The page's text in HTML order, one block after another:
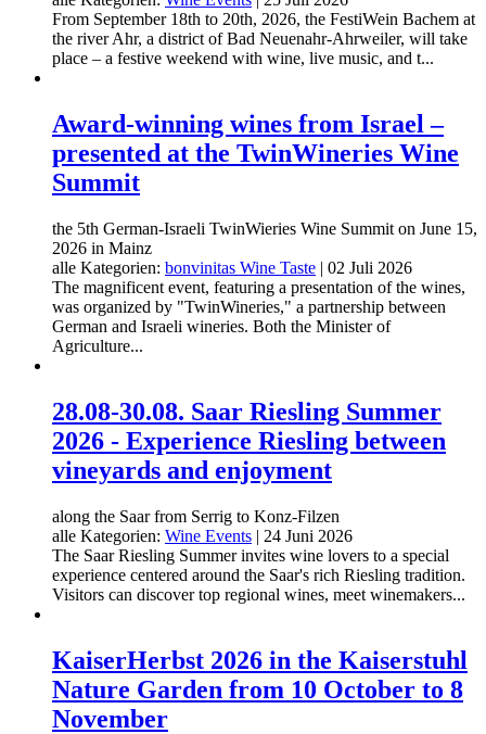
From September 18th to 20th, 2026, the FestiWein Bachem at
the river Ahr, a district of Bad Neuenahr-Ahrweiler, will take
place – a festive weekend with wine, live music, and t...
Award-winning wines from Israel –
presented at the TwinWineries Wine
Summit
the 5th German-Israeli TwinWieries Wine Summit on June 15,
2026 in Mainz
alle Kategorien: bonvinitas Wine Taste | 02 Juli 2026
The magnificent event, featuring a presentation of the wines,
was organized by "TwinWineries," a partnership between
German and Israeli wineries. Both the Minister of
Agriculture...
28.08-30.08. Saar Riesling Summer
2026 - Experience Riesling between
vineyards and enjoyment
along the Saar from Serrig to Konz-Filzen
alle Kategorien: Wine Events | 24 Juni 2026
The Saar Riesling Summer invites wine lovers to a special
experience centered around the Saar's rich Riesling tradition.
Visitors can discover top regional wines, meet winemakers...
KaiserHerbst 2026 in the Kaiserstuhl
Nature Garden from 10 October to 8
November